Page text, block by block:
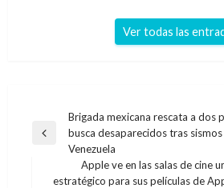
Ver todas las
Navegación
de
entradas
Entrada
Brigada mexicana rescata a dos
busca desaparecidos tras sismos
Venezuela
Entrada
Apple ve en las salas de cine
estratégico para sus películas de